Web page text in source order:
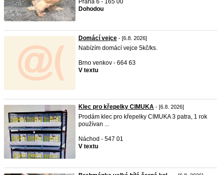
Praha 6 - 165 00
Dohodou
Domácí vejce - [6.8. 2026]
Nabízím domácí vejce 5kč/ks.
Brno venkov - 664 63
V textu
Klec pro křepelky CIMUKA - [6.8. 2026]
Prodám klec pro křepelky CIMUKA 3 patra, 1 rok
používan ...
Náchod - 547 01
V textu